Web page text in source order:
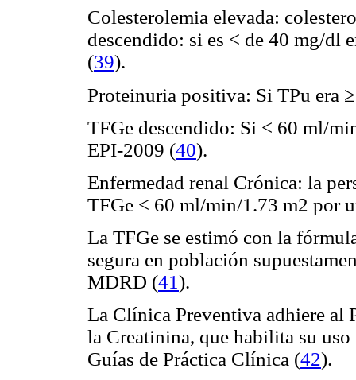
Colesterolemia elevada:
descendido: si es < de 40 mg/dl
(39).
Proteinuria positiva: Si TPu era
TFGe descendido: Si < 60 ml/
EPI-2009 (40).
Enfermedad renal Crónica: la
TFGe < 60 ml/min/1.73 m2 por
La TFGe se estimó con la
segura en población
MDRD (41).
La Clínica Preventiva adhiere al
la Creatinina, que habilita su
Guías de Práctica Clínica (42).